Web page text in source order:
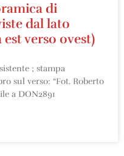
di
dal lato
verso ovest)
; stampa
sul verso: “Fot. Roberto
a DON2891